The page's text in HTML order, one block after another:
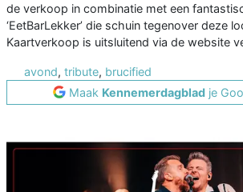
de verkoop in combinatie met een
‘EetBarLekker’ die schuin tegenover deze
Kaartverkoop is uitsluitend via de website
avond, tribute, brucified
Maak Kennemerdagblad je